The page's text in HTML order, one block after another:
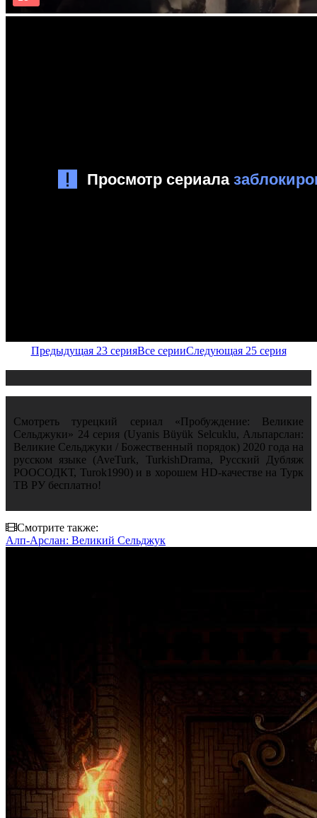
Предыдущая 23 серияВсе серииСледующая 25 серия
Смотреть турецкий сериал «Пробуждение: Великие
Сельджуки» 24 серия (Uyanis Büyük Selcuklu, Альпарслан:
Великие Сельджуки / Божественный порядок) 2020 года на
русском языке (AveTurk, TurkishDrama, Русский Дубляж
РООСОДКТ, Turok1990) и в хорошем HD-качестве на Турк
ТВ РУ бесплатно!
Смотрите также:
Алп-Арслан: Великий Сельджук